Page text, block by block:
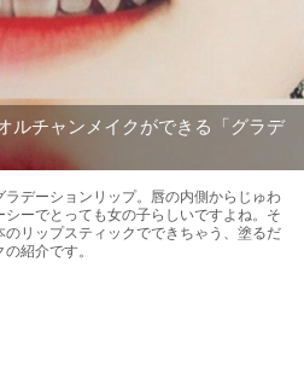
ルチャンメイクができる「グラデ
デーションリップ。唇の内側からじゅわ
ーでとっても女の子らしいですよね。そ
リップスティックでできちゃう、塗るだ
紹介です。